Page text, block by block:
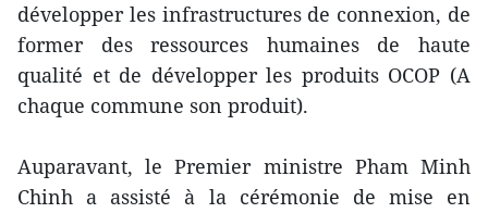
développer les infrastructures de connexion, de
former des ressources humaines de haute
qualité et de développer les produits OCOP (A
chaque commune son produit).
Auparavant, le Premier ministre Pham Minh
Chinh a assisté à la cérémonie de mise en